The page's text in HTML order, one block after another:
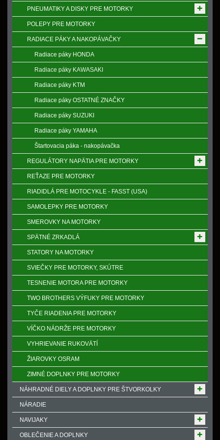
PNEUMATIKY A DISKY PRE MOTORKY
POLEPY PRE MOTORKY
RADIACE PÁKY A NAKOPÁVAČKY
Radiace páky HONDA
Radiace páky KAWASAKI
Radiace páky KTM
Radiace páky OSTATNÉ ZNAČKY
Radiace páky SUZUKI
Radiace páky YAMAHA
Štartovacia páka - nakopávačka
REGULÁTORY NAPӒTIA PRE MOTORKY
REŤAZE PRE MOTORKY
RIADIDLÁ PRE MOTOCYKLE - FASST (USA)
SAMOLEPKY PRE MOTORKY
SMEROVKY NA MOTORKY
SPӒTNÉ ZRKADLÁ
STATORY NA MOTORKY
SVIEČKY PRE MOTORKY, SKÚTRE
TESNENIE MOTORA PRE MOTORKY
TWO BROTHERS VÝFUKY PRE MOTORKY
TYČE RIADENIA PRE MOTORKY
VÍČKO NÁDRŽE PRE MOTORKY
VYHRIEVANIE RUKOVӒTÍ
ŽIAROVKY OSRAM
ZIMNÉ DOPLNKY PRE MOTORKY
NÁHRADNÉ DIELY A DOPLNKY PRE ŠTVORKOLKY
NÁRADIE
NAVIJAKY
OBLEČENIE A DOPLNKY